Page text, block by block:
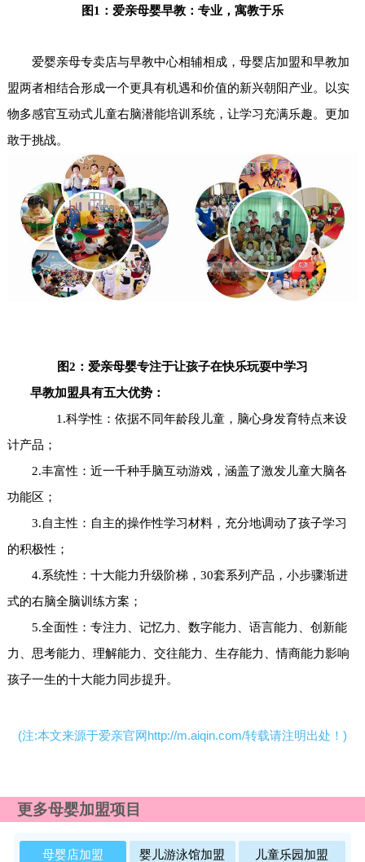
图1：爱亲母婴早教：专业，寓教于乐
爱婴亲母专卖店与早教中心相辅相成， 母婴店加盟和早教加
盟两者相结合形成一个更具有机遇和价值的新兴朝阳产业。以实
物多感官互动式儿童右脑潜能培训系统，让学习充满乐趣。更加
敢于挑战。
图2：爱亲母婴专注于让孩子在快乐玩耍中学习
早教加盟具有五大优势：
1.科学性：依据不同年龄段儿童，脑心身发育特点来设
计产品；
2.丰富性：近一千种手脑互动游戏，涵盖了激发儿童大脑各
功能区；
3.自主性：自主的操作性学习材料，充分地调动了孩子学习
的积极性；
4.系统性：十大能力升级阶梯，30套系列产品，小步骤渐进
式的右脑全脑训练方案；
5.全面性：专注力、记忆力、数字能力、语言能力、创新能
力、思考能力、理解能力、交往能力、生存能力、情商能力影响
孩子一生的十大能力同步提升。
(注:本文来源于爱亲官网http://m.aiqin.com/转载请注明出处！)
更多母婴加盟项目
母婴店加盟 婴儿游泳馆加盟 儿童乐园加盟